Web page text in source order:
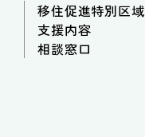
移住促進特別区域
支援内容
相談窓口